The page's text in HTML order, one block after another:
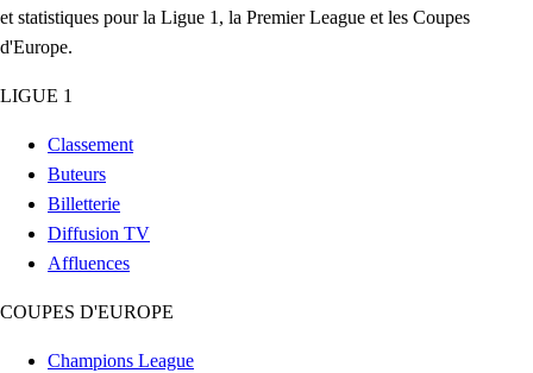
et statistiques pour la Ligue 1, la Premier League et les Coupes
d'Europe.
LIGUE 1
Classement
Buteurs
Billetterie
Diffusion TV
Affluences
COUPES D'EUROPE
Champions League